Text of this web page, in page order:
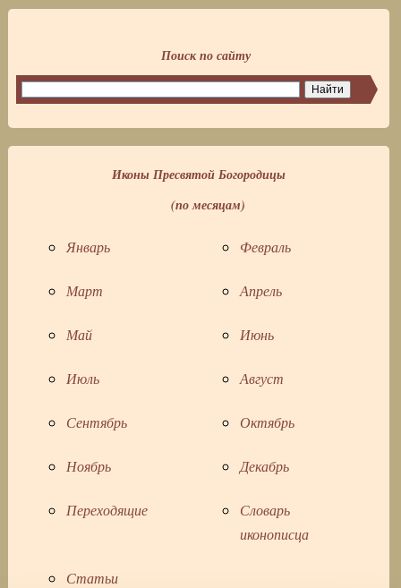
Иконы Пресвятой Богородицы
(по месяцам)
Январь Февраль
Март Апрель
Май Июнь
Июль Август
Сентябрь Октябрь
Ноябрь Декабрь
Переходящие
Словарь
иконописца
Статьи
Поиск по сайту